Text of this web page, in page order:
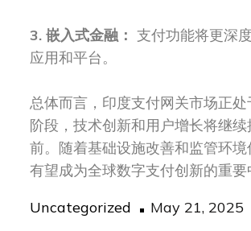
3. 嵌入式金融： 支付功能将更深
应用和平台。
总体而言，印度支付网关市场正
阶段，技术创新和用户增长将继续
前。随着基础设施改善和监管环
有望成为全球数字支付创新的重要
Uncategorized
Posted
May 21, 2025